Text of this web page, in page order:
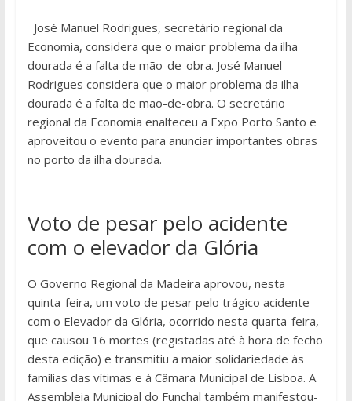
José Manuel Rodrigues, secretário regional da
Economia, considera que o maior problema da ilha
dourada é a falta de mão-de-obra. José Manuel
Rodrigues considera que o maior problema da ilha
dourada é a falta de mão-de-obra. O secretário
regional da Economia enalteceu a Expo Porto Santo e
aproveitou o evento para anunciar importantes obras
no porto da ilha dourada.
Voto de pesar pelo acidente
com o elevador da Glória
O Governo Regional da Madeira aprovou, nesta
quinta-feira, um voto de pesar pelo trágico acidente
com o Elevador da Glória, ocorrido nesta quarta-feira,
que causou 16 mortes (registadas até à hora de fecho
desta edição) e transmitiu a maior solidariedade às
famílias das vítimas e à Câmara Municipal de Lisboa. A
Assembleia Municipal do Funchal também manifestou-